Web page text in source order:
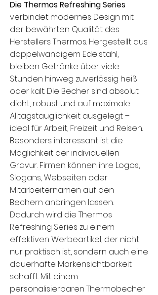
Die Thermos Refreshing Series
verbindet modernes Design mit
der bewährten Qualität des
Herstellers Thermos. Hergestellt aus
doppelwandigem Edelstahl,
bleiben Getränke über viele
Stunden hinweg zuverlässig heiß
oder kalt. Die Becher sind absolut
dicht, robust und auf maximale
Alltagstauglichkeit ausgelegt –
ideal für Arbeit, Freizeit und Reisen.
Besonders interessant ist die
Möglichkeit der individuellen
Gravur. Firmen können ihre Logos,
Slogans, Webseiten oder
Mitarbeiternamen auf den
Bechern anbringen lassen.
Dadurch wird die Thermos
Refreshing Series zu einem
effektiven Werbeartikel, der nicht
nur praktisch ist, sondern auch eine
dauerhafte Markensichtbarkeit
schafft. Mit einem
personalisierbaren Thermobecher